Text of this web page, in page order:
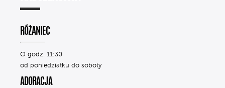
RÓŻANIEC
O godz. 11:30
od poniedziałku do soboty
ADORACJA